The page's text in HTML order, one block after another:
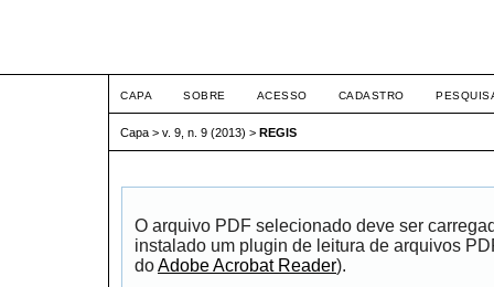
CAPA SOBRE ACESSO CADASTRO
Capa > v. 9, n. 9 (2013) > REGIS
O arquivo PDF selecionado deve ser
instalado um plugin de leitura de arquivos
doAdobe Acrobat Reader).